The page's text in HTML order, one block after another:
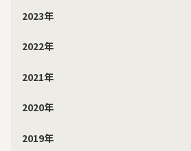
2023年
2022年
2021年
2020年
2019年